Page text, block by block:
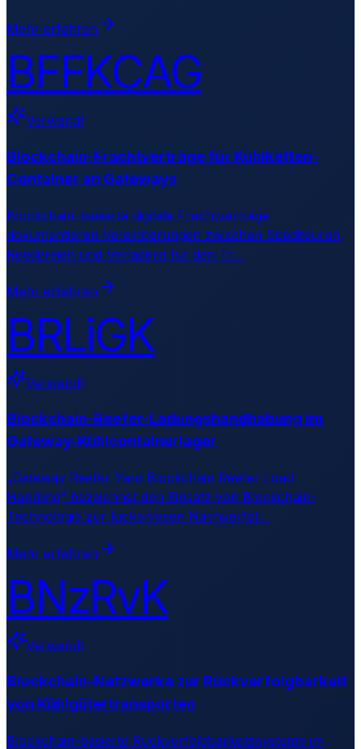
Mehr erfahren
BFFKCAG
Verwandt
Blockchain-Frachtverträge für Kühlketten-
Container an Gateways
Blockchain-basierte digitale Frachtverträge
dokumentieren Vereinbarungen zwischen Spediteuren,
Reedereien und Verladern für den Tr…
Mehr erfahren
BRLiGK
Verwandt
Blockchain-Reefer-Ladungshandhabung im
Gateway-Kühlcontainerlager
„Gateway Reefer Yard Blockchain Reefer Load
Handling“ bezeichnet den Einsatz von Blockchain-
Technologie zur lückenlosen Nachverfol…
Mehr erfahren
BNzRvK
Verwandt
Blockchain-Netzwerke zur Rückverfolgbarkeit
von Kühlgütertransporten
Blockchain-basierte Rückverfolgbarkeitssysteme im